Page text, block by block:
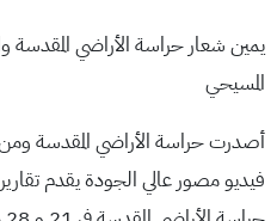
يمين شعار حراسة الأراضي المقدسة
المسيحي
أصدرت حراسة الأراضي المقدسة ومن
فيديو مصور عالي الجودة يقدم